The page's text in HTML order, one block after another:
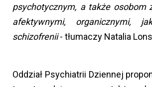
psychotycznym, a także osobom
afektywnymi, organicznymi,
schizofrenii- tłumaczy Natalia
Oddział Psychiatrii Dziennej